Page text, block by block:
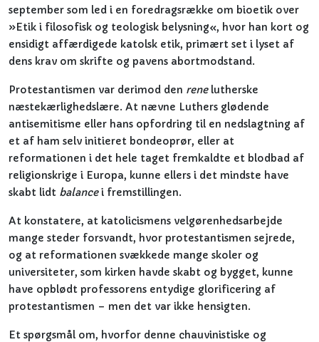
september som led i en foredragsrække om bioetik over
»Etik i filosofisk og teologisk belysning«, hvor han kort og
ensidigt affærdigede katolsk etik, primært set i lyset af
dens krav om skrifte og pavens abortmodstand.
Protestantismen var derimod den renelutherske
næstekærlighedslære. At nævne Luthers glødende
antisemitisme eller hans opfordring til en nedslagtning af
et af ham selv initieret bondeoprør, eller at
reformationen i det hele taget fremkaldte et blodbad af
religionskrige i Europa, kunne ellers i det mindste have
skabt lidt balancei fremstillingen.
At konstatere, at katolicismens velgørenhedsarbejde
mange steder forsvandt, hvor protestantismen sejrede,
og at reformationen svækkede mange skoler og
universiteter, som kirken havde skabt og bygget, kunne
have opblødt professorens entydige glorificering af
protestantismen – men det var ikke hensigten.
Et spørgsmål om, hvorfor denne chauvinistiske og